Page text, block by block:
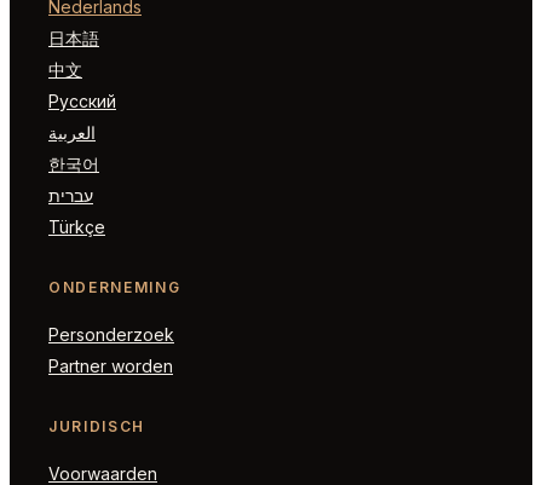
Nederlands
日本語
中文
Русский
العربية
한국어
עברית
Türkçe
ONDERNEMING
Personderzoek
Partner worden
JURIDISCH
Voorwaarden